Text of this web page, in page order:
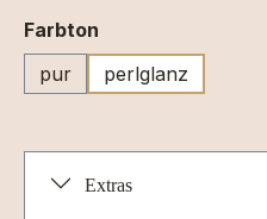
Farbton
pur
perlglanz
Extras